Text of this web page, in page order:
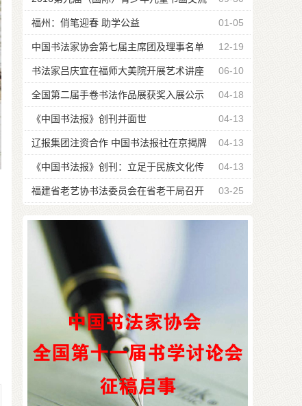
大赛火热征稿中（图） 01-05
福州：俏笔迎春 助学公益
12-19
中国书法家协会第七届主席团及理事名单
06-10
书法家吕庆宜在福师大美院开展艺术讲座
04-18
全国第二届手卷书法作品展获奖入展公示
名单 04-13
《中国书法报》创刊并面世
04-13
辽报集团注资合作 中国书法报社在京揭牌
04-13
《中国书法报》创刊：立足于民族文化传
统 引领书坛 03-25
福建省老艺协书法委员会在省老干局召开